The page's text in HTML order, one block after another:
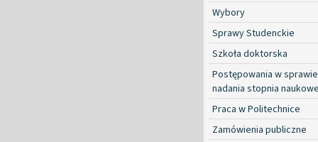
Wybory
Sprawy Studenckie
Szkoła doktorska
Postępowania w sprawie
nadania stopnia
Praca w Politechnice
Zamówienia publiczne